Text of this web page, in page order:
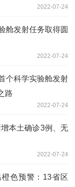
2022-07-24
舱发射任务取得圆
2022-07-24
个科学实验舱发射
路
2022-07-24
本土确诊3例、无
2022-07-24
橙色预警：13省区